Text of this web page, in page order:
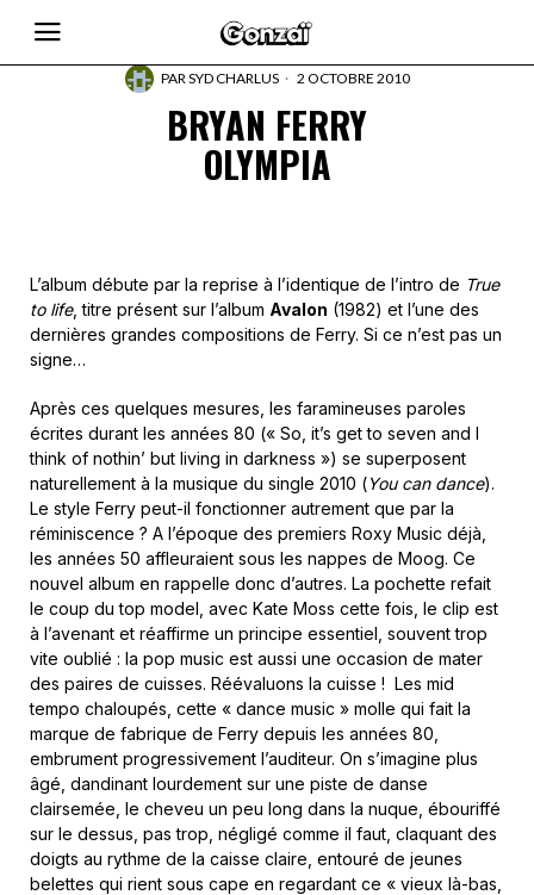
PARSYD CHARLUS 2 OCTOBRE 2010
BRYAN FERRY
OLYMPIA
L’album débute par la reprise à l’identique de l’intro de True
to life, titre présent sur l’album Avalon (1982) et l’une des
dernières grandes compositions de Ferry. Si ce n’est pas un
signe…
Après ces quelques mesures, les faramineuses paroles
écrites durant les années 80 (« So, it’s get to seven and I
think of nothin’ but living in darkness ») se superposent
naturellement à la musique du single 2010 (You can dance).
Le style Ferry peut-il fonctionner autrement que par la
réminiscence ? A l’époque des premiers Roxy Music déjà,
les années 50 affleuraient sous les nappes de Moog. Ce
nouvel album en rappelle donc d’autres. La pochette refait
le coup du top model, avec Kate Moss cette fois, le clip est
à l’avenant et réaffirme un principe essentiel, souvent trop
vite oublié : la pop music est aussi une occasion de mater
des paires de cuisses. Réévaluons la cuisse ! Les mid
tempo chaloupés, cette « dance music » molle qui fait la
marque de fabrique de Ferry depuis les années 80,
embrument progressivement l’auditeur. On s’imagine plus
âgé, dandinant lourdement sur une piste de danse
clairsemée, le cheveu un peu long dans la nuque, ébouriffé
sur le dessus, pas trop, négligé comme il faut, claquant des
doigts au rythme de la caisse claire, entouré de jeunes
belettes qui rient sous cape en regardant ce « vieux là-bas,